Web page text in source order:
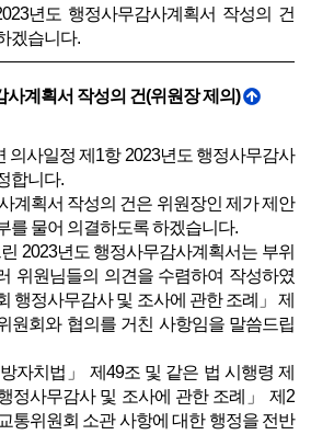
년도 행정사무감사계획서 작성의 건
겠습니다.
사계획서 작성의 건(위원장 제의)
의사일정 제1항 2023년도 행정사무감사
합니다.
계획서 작성의 건은 위원장인 제가 제안
를 물어 의결하도록 하겠습니다.
2023년도 행정사무감사계획서는 부위
위원님들의 의견을 수렴하여 작성하였
행정사무감사 및 조사에 관한 조례」 제
원회와 협의를 거친 사항임을 말씀드립
자치법」 제49조 및 같은 법 시행령 제
정사무감사 및 조사에 관한 조례」 제2
통위원회 소관 사항에 대한 행정을 전반